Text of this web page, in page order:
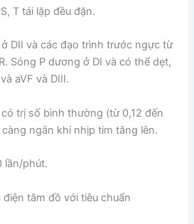
T tái lặp đều đặn.
DII và các đạo trình trước ngực từ
Sóng P dương ở DI và có thể dẹt,
aVF và DIII.
trị số bình thường (từ 0,12 đến
ngắn khi nhịp tim tăng lên.
lần/phút.